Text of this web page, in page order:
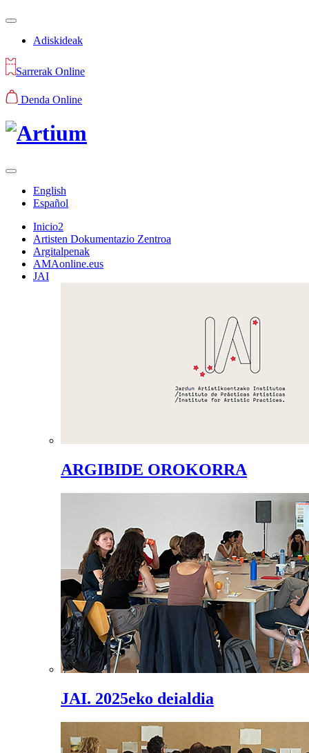
Adiskideak
Sarrerak Online
Denda Online
English
Español
Inicio2
Artisten Dokumentazio Zentroa
Argitalpenak
AMAonline.eus
JAI
ARGIBIDE OROKORRA
JAI. 2025eko deialdia